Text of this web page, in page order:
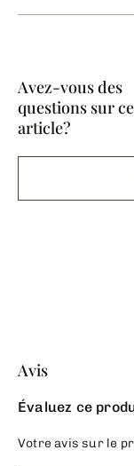
Avez-vous des
questions sur
article?
Avis
Évaluez ce
Votre avis sur le